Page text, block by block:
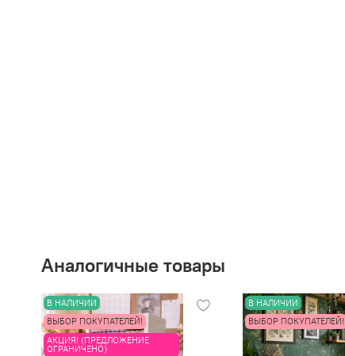
Аналогичные товары
В НАЛИЧИИ
ВЫБОР ПОКУПАТЕЛЕЙ!
АКЦИЯ! (ПРЕДЛОЖЕНИЕ
ОГРАНИЧЕНО)
В НАЛИЧИИ
ВЫБОР ПОКУПАТЕЛЕЙ!